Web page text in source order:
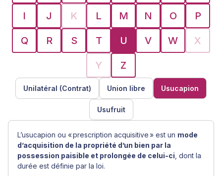
I J K L M N O P
Q R S T U V W X
Y Z
Unilatéral (Contrat) Union libre Usucapion
Usufruit
L’usucapion ou « prescription acquisitive » est un mode
d’acquisition de la propriété d’un bien par la
possession paisible et prolongée de celui-ci , dont la
durée est définie par la loi.